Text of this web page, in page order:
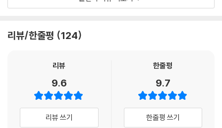
각 문단의 중심 내용을 정리하고 핵심 정보를 파악하는 '지문 분석'을 통해
· 지문 이해를 도와주는 '배경지식'
습니다. 배경지식을 차곡차곡 읽다 보면 독해나 논술에 도움이 되는 기초
· 지문과 연계해 익히는 '어휘· 어법'
'어휘· 어법'을 통해 지문에 나온 어휘의 의미와 쓰임을 바로 확인할 수 있
어서 독해력과 어휘력을 함께 키울 수 있습니다.
리뷰/한줄평 124
리뷰
9.6
리뷰 쓰기
한줄평
9.7
한줄평 쓰기